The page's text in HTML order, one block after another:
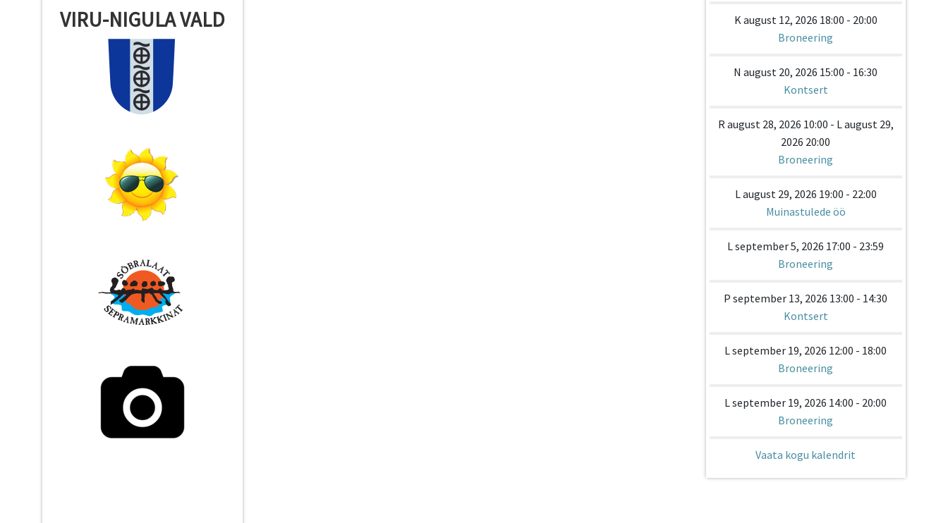
VIRU-NIGULA VALD
K august 12, 2026 18:00 - 20:00
Broneering
N august 20, 2026 15:00 - 16:30
Kontsert
R august 28, 2026 10:00 - L august 29,
2026 20:00
Broneering
L august 29, 2026 19:00 - 22:00
Muinastulede öö
L september 5, 2026 17:00 - 23:59
Broneering
P september 13, 2026 13:00 - 14:30
Kontsert
L september 19, 2026 12:00 - 18:00
Broneering
L september 19, 2026 14:00 - 20:00
Broneering
Vaata kogu kalendrit